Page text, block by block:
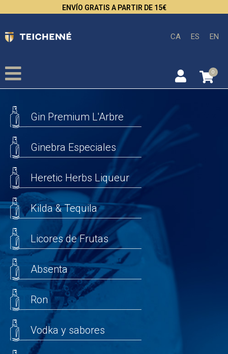
ENVÍO GRATIS A PARTIR DE 15€
CA ES EN
0
Gin Premium L'Arbre
Ginebra Especiales
Heretic Herbs Liqueur
Kilda & Tequila
Licores de Frutas
Absenta
Ron
Vodka y sabores